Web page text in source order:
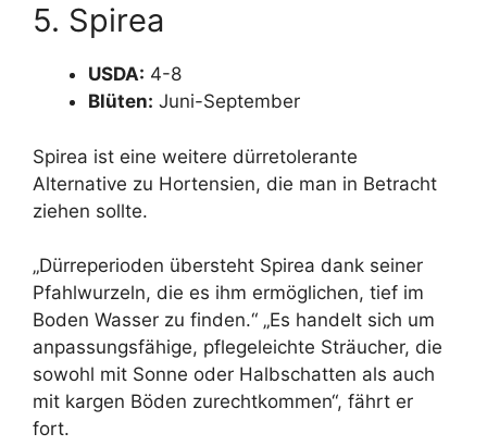
5. Spirea
USDA: 4-8
Blüten: Juni-September
Spirea ist eine weitere dürretolerante
Alternative zu Hortensien, die man in Betracht
ziehen sollte.
„Dürreperioden übersteht Spirea dank seiner
Pfahlwurzeln, die es ihm ermöglichen, tief im
Boden Wasser zu finden.“ „Es handelt sich um
anpassungsfähige, pflegeleichte Sträucher, die
sowohl mit Sonne oder Halbschatten als auch
mit kargen Böden zurechtkommen“, fährt er
fort.